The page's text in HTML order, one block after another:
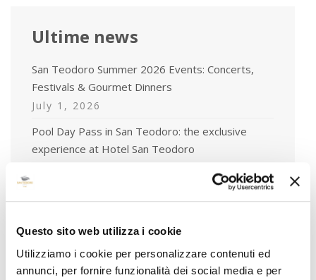
Questo sito web utilizza i cookie
Utilizziamo i cookie per personalizzare contenuti ed
annunci, per fornire funzionalità dei social media e per
Ultime news
San Teodoro Summer 2026 Events: Concerts,
Festivals & Gourmet Dinners
July 1, 2026
Pool Day Pass in San Teodoro: the exclusive
experience at Hotel San Teodoro
Breakfast at Hotel San Teodoro: a Blend of
May 7, 2026